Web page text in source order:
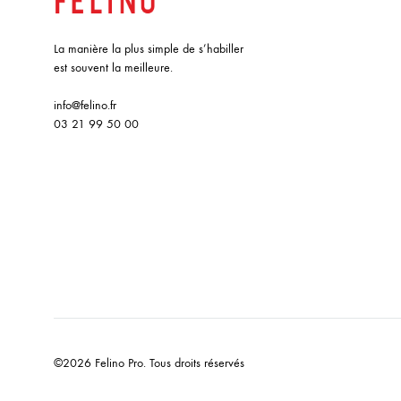
La manière la plus simple de s’habiller
est souvent la meilleure.
info@felino.fr
03 21 99 50 00
©2026 Felino Pro. Tous droits réservés